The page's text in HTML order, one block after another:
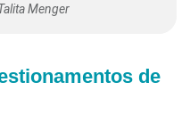
Menger
de